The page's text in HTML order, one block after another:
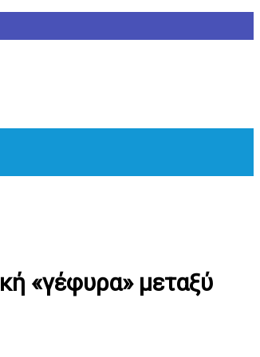
«γέφυρα» μεταξύ